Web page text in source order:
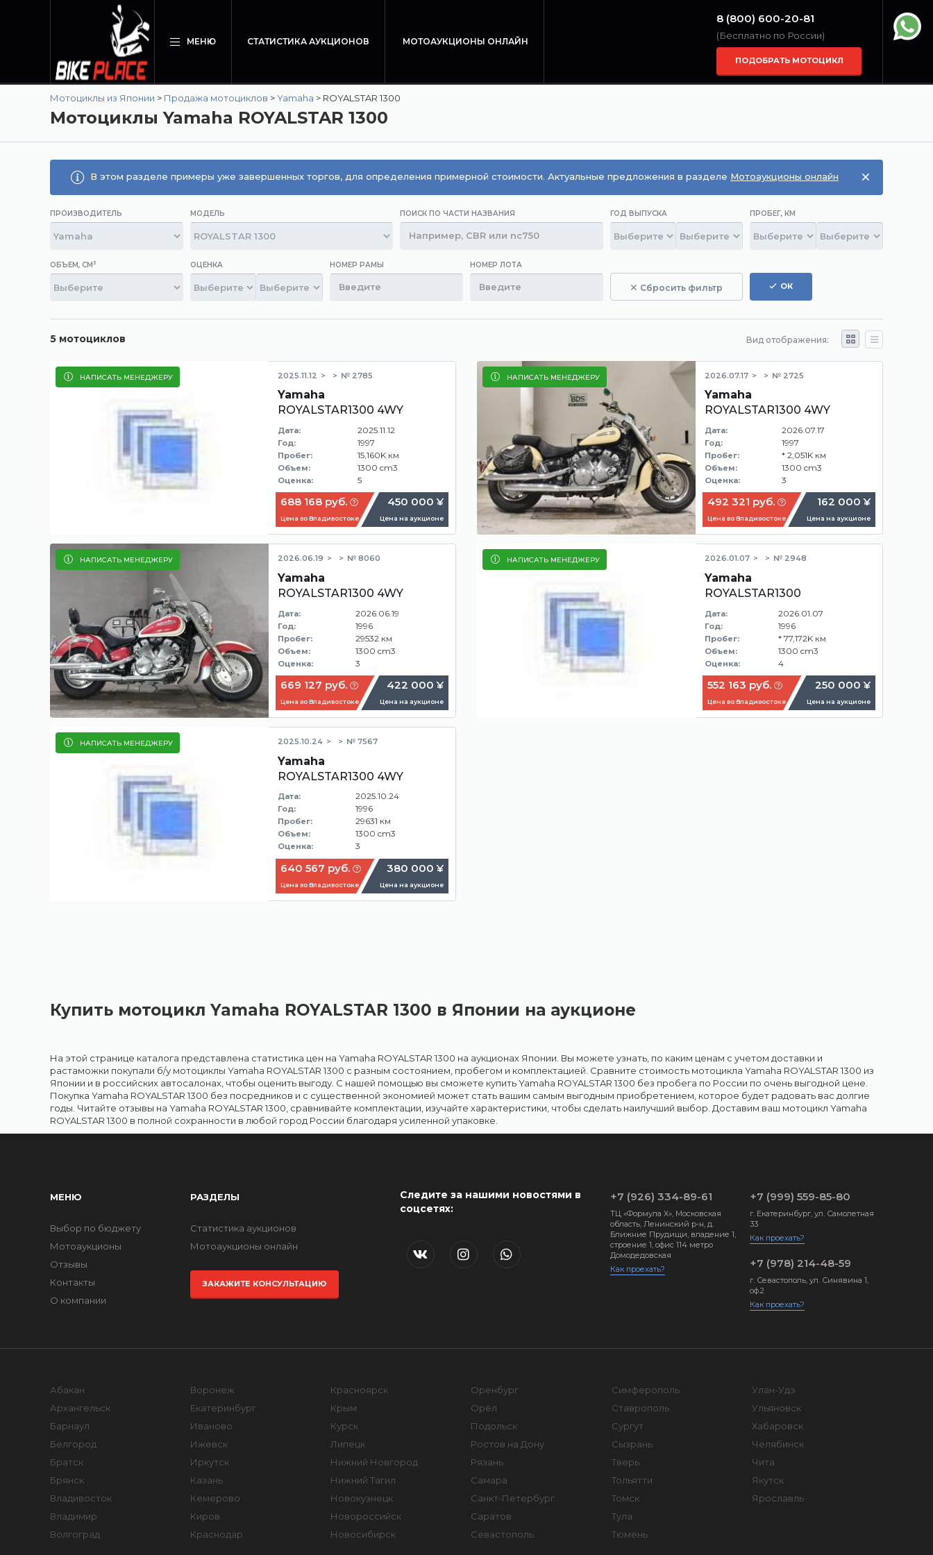
СТАТИСТИКА АУКЦИОНОВ МОТОАУКЦИОНЫ ОНЛАЙН
МЕНЮ
ПОДОБРАТЬ МОТОЦИКЛ
8 (800) 600-20-81
(Бесплатно по России)
Мотоциклы из Японии > Продажа мотоциклов >Yamaha > ROYALSTAR 1300
Мотоциклы Yamaha ROYALSTAR 1300
В этом разделе примеры уже завершенных торгов, для определения примерной стоимости. Актуальные предложения в разделе Мотоаукционы онлайн
ПРОИЗВОДИТЕЛЬ МОДЕЛЬ ПОИСК ПО ЧАСТИ НАЗВАНИЯ ГОД ВЫПУСКА ПРОБЕГ, КМ
ОБЪЕМ, СМ3 ОЦЕНКА НОМЕР РАМЫ НОМЕР ЛОТА
Сбросить фильтр ОК
5 мотоциклов Вид отображения:
НАПИСАТЬ МЕНЕДЖЕРУ 2025.11.12 № 2785
Yamaha
ROYALSTAR1300 4WY
Дата: 2025.11.12
Год: 1997
Пробег: 15,160K км
Объем: 1300 cm3
Оценка: 5
688 168 руб.
Цена во Владивостоке
450 000 ¥
Цена на аукционе
НАПИСАТЬ МЕНЕДЖЕРУ 2026.07.17 № 2725
Yamaha
ROYALSTAR1300 4WY
Дата: 2026.07.17
Год: 1997
Пробег: * 2,051K км
Объем: 1300 cm3
Оценка: 3
492 321 руб.
Цена во Владивостоке
162 000 ¥
Цена на аукционе
НАПИСАТЬ МЕНЕДЖЕРУ 2026.06.19 № 8060
Yamaha
ROYALSTAR1300 4WY
Дата: 2026.06.19
Год: 1996
Пробег: 29532 км
Объем: 1300 cm3
Оценка: 3
669 127 руб.
Цена во Владивостоке
422 000 ¥
Цена на аукционе
НАПИСАТЬ МЕНЕДЖЕРУ 2026.01.07 № 2948
Yamaha
ROYALSTAR1300
Дата: 2026.01.07
Год: 1996
Пробег: * 77,172K км
Объем: 1300 cm3
Оценка: 4
552 163 руб.
Цена во Владивостоке
250 000 ¥
Цена на аукционе
НАПИСАТЬ МЕНЕДЖЕРУ 2025.10.24 № 7567
Yamaha
ROYALSTAR1300 4WY
Дата: 2025.10.24
Год: 1996
Пробег: 29631 км
Объем: 1300 cm3
Оценка: 3
640 567 руб.
Цена во Владивостоке
380 000 ¥
Цена на аукционе
Купить мотоцикл Yamaha ROYALSTAR 1300 в Японии на аукционе
На этой странице каталога представлена статистика цен на Yamaha ROYALSTAR 1300 на аукционах Японии. Вы можете узнать, по каким ценам с учетом доставки и
растаможки покупали б/у мотоциклы Yamaha ROYALSTAR 1300 с разным состоянием, пробегом и комплектацией. Сравните стоимость мотоцикла Yamaha ROYALSTAR 1300 из
Японии и в российских автосалонах, чтобы оценить выгоду. С нашей помощью вы сможете купить Yamaha ROYALSTAR 1300 без пробега по России по очень выгодной цене.
Покупка Yamaha ROYALSTAR 1300 без посредников и с существенной экономией может стать вашим самым выгодным приобретением, которое будет радовать вас долгие
годы. Читайте отзывы на Yamaha ROYALSTAR 1300, сравнивайте комплектации, изучайте характеристики, чтобы сделать наилучший выбор. Доставим ваш мотоцикл Yamaha
ROYALSTAR 1300 в полной сохранности в любой город России благодаря усиленной упаковке.
МЕНЮ
Выбор по бюджету
Мотоаукционы
Отзывы
Контакты
О компании
РАЗДЕЛЫ
Статистика аукционов
Мотоаукционы онлайн
ЗАКАЖИТЕ КОНСУЛЬТАЦИЮ
Следите за нашими новостями в
соцсетях:
+7 (926) 334-89-61
ТЦ «Формула X», Московская
область, Ленинский р-н, д.
Ближние Прудищи, владение 1,
строение 1, офис 114 метро
Домодедовская
Как проехать?
+7 (999) 559-85-80
г. Екатеринбург, ул. Самолетная
33
Как проехать?
+7 (978) 214-48-59
г. Севастополь, ул. Синявина 1,
оф.2
Как проехать?
Абакан
Архангельск
Барнаул
Белгород
Братск
Брянск
Владивосток
Владимир
Волгоград
Воронеж
Екатеринбург
Иваново
Ижевск
Иркутск
Казань
Кемерово
Киров
Краснодар
Красноярск
Крым
Курск
Липецк
Нижний Новгород
Нижний Тагил
Новокузнецк
Новороссийск
Новосибирск
Оренбург
Орёл
Подольск
Ростов на Дону
Рязань
Самара
Санкт-Петербург
Саратов
Севастополь
Симферополь
Ставрополь
Сургут
Сызрань
Тверь
Тольятти
Томск
Тула
Тюмень
Улан-Удэ
Ульяновск
Хабаровск
Челябинск
Чита
Якутск
Ярославль